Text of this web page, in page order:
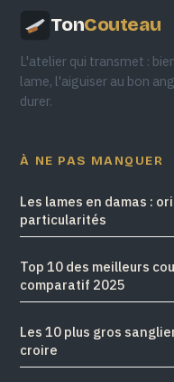
TonCouteau
L'atelier qui transmet :
lame, l'aiguiser au bon
durer.
À NE PAS MANQUER
Les lames en damas :
particularités
Top 10 des meilleurs
comparatif 2025
Les 10 plus gros
croire